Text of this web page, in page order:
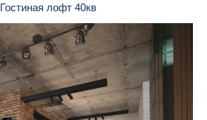
Гостиная лофт 40кв